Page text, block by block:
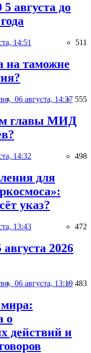
августа до
14:51 511
на таможне
06 августа, 14:37 555
главы МИД
14:32 498
для
указ?
13:43 472
2026
06 августа, 13:19 483
о
действий и